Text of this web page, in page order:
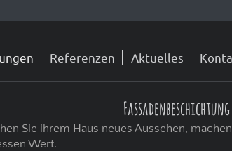
Referenzen Aktuelles
Fassadenbeschichtung
Sie ihrem Haus neues Aussehen,
Wert.